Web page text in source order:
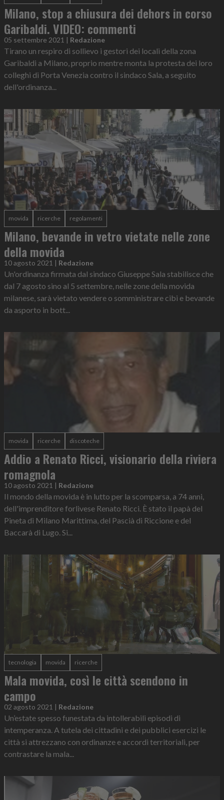
Milano, stop a chiusura dei dehors in corso
Garibaldi. VIDEO: commenti
05 settembre 2021 Redazione
Tirano un respiro di sollievo i gestori dei locali della zona
Garibaldi a Milano, proprio mentre monta la protesta dei loro
colleghi di Porta Venezia contro il sindaco Sala, a seguito
dell'ordinanza...
movida ricerche regolamenti
Milano, bevande in vetro vietate nelle zone
della movida
10 agosto 2021 | Redazione
Un'ordinanza firmata dal sindaco Giuseppe Sala stabilisce che
dal 7 agosto sino al 5 settembre, nelle zone della movida
milanese, sarà vietato vendere o somministrare cibi e bevande
da asporto in bott...
movida ricerche discoteche
Addio a Renato Ricci, visionario della riviera
romagnola
10 agosto 2021 | Redazione
Il mondo della movida è in lutto per la scomparsa, a 74 anni,
dell'imprenditore forlivese Renato Ricci. È stato il papà del
Pineta di Milano Marittima, del Pascià di Riccione e del
Baccarà di Lugo. Si...
tecnologia movida ricerche
Mala movida, così le città scendono in
campo
02 agosto 2021 | Redazione
Un’estate spesso funestata da intollerabili episodi di
intemperanza. A tutela dei cittadini e dei pubblici esercizi le
città si attrezzano con ordinanze e accordi territoriali, per
contrastare la mala...